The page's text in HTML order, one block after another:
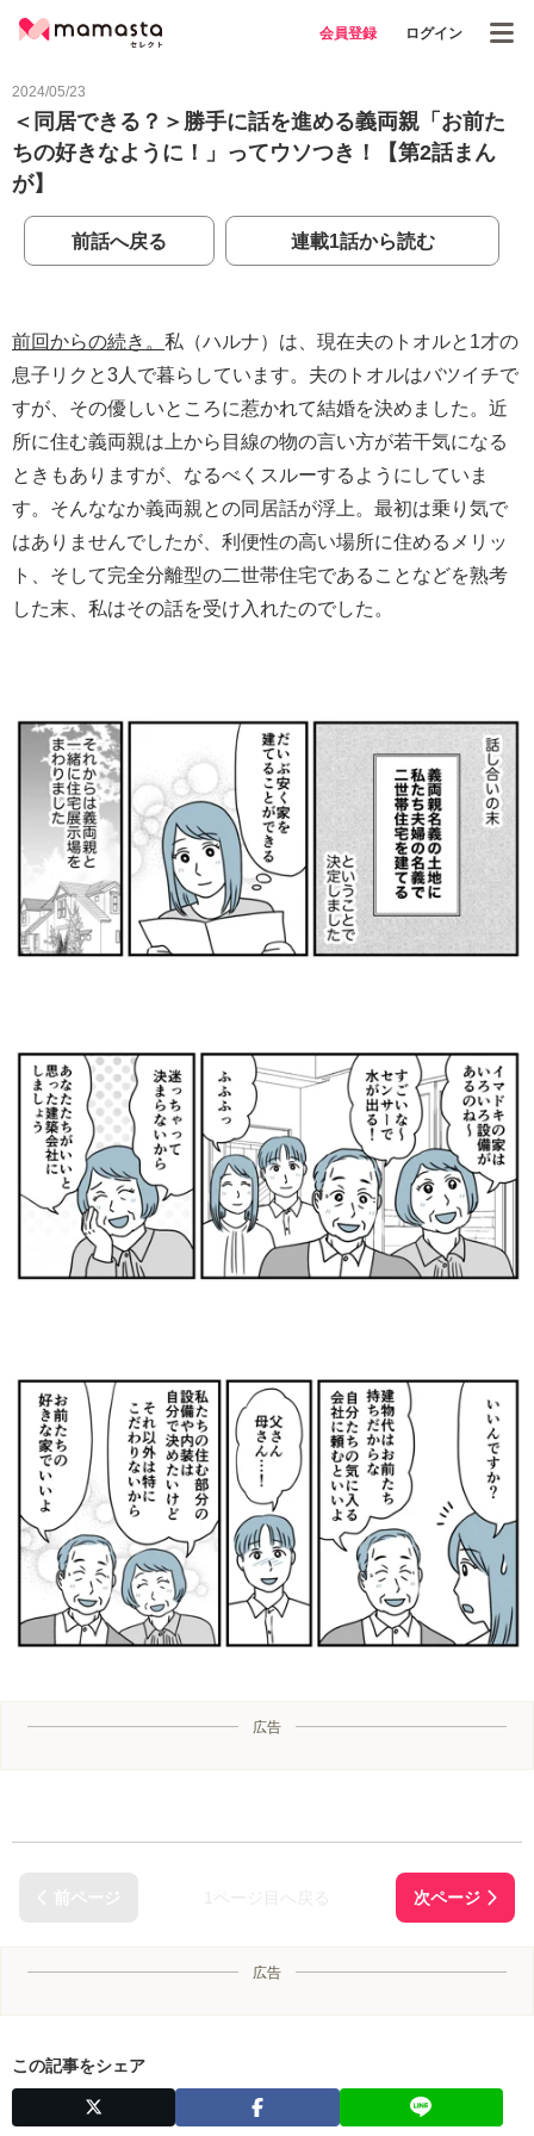
会員登録 ログイン
2024/05/23
＜同居できる？＞勝手に話を進める義両親「お前た
ちの好きなように！」ってウソつき！【第2話まん
が】
前話へ戻る 連載1話から読む
前回からの続き。 私（ハルナ）は、現在夫のトオルと1才の
息子リクと3人で暮らしています。夫のトオルはバツイチで
すが、その優しいところに惹かれて結婚を決めました。近
所に住む義両親は上から目線の物の言い方が若干気になる
ときもありますが、なるべくスルーするようにしていま
す。そんななか義両親との同居話が浮上。最初は乗り気で
はありませんでしたが、利便性の高い場所に住めるメリッ
ト、そして完全分離型の二世帯住宅であることなどを熟考
した末、私はその話を受け入れたのでした。
広告
広告
この記事をシェア